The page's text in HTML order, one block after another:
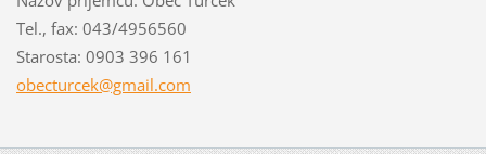
Tel., fax: 043/4956560
Starosta: 0903 396 161
obecturcek@gmail.com